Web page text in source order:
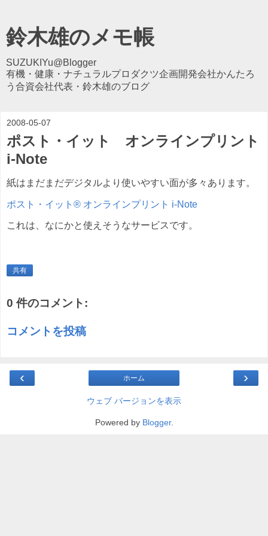
鈴木雄のメモ帳
SUZUKIYu@Blogger
有機・健康・ナチュラルプロダクツ企画開発会社かんたろ
う合資会社代表・鈴木雄のブログ
2008-05-07
ポスト・イット オンラインプリント
i-Note
紙はまだまだデジタルより使いやすい面が多々あります。
ポスト・イット® オンラインプリント i-Note
これは、なにかと使えそうなサービスです。
共有
0 件のコメント:
コメントを投稿
‹ ›
ホーム
ウェブ バージョンを表示
Powered by Blogger.